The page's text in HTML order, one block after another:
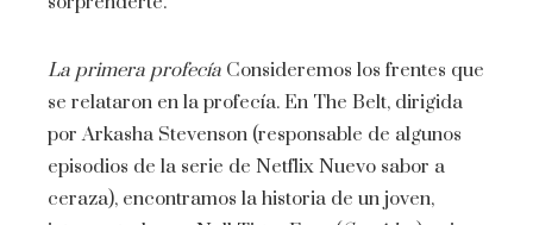
La primera profecía Consideremos los frentes que
se relataron en la profecía. En The Belt, dirigida
por Arkasha Stevenson (responsable de algunos
episodios de la serie de Netflix Nuevo sabor a
ceraza), encontramos la historia de un joven,